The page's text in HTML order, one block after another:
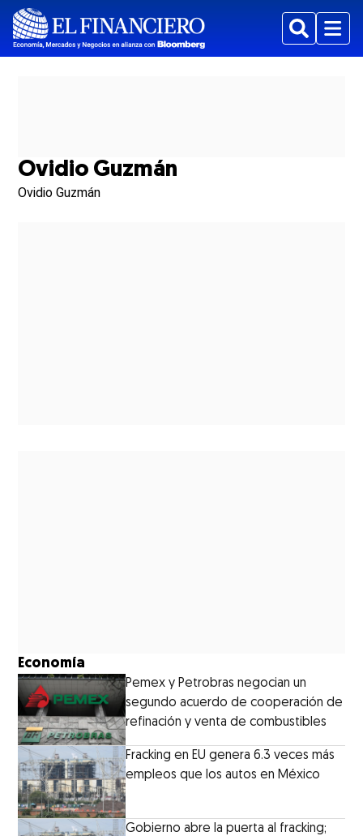
BuscarMenu
Ovidio Guzmán
Ovidio Guzmán
Economía
Pemex y Petrobras negocian un
segundo acuerdo de cooperación de
refinación y venta de combustibles
Fracking en EU genera 6.3 veces más
empleos que los autos en México
Gobierno abre la puerta al fracking;